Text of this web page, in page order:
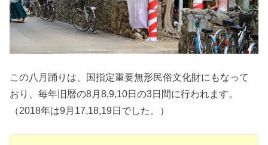
この八月踊りは、国指定重要無形民俗文化財にもなって
おり、毎年旧暦の8月8,9,10日の3日間に行われます。
（2018年は9月17,18,19日でした。）